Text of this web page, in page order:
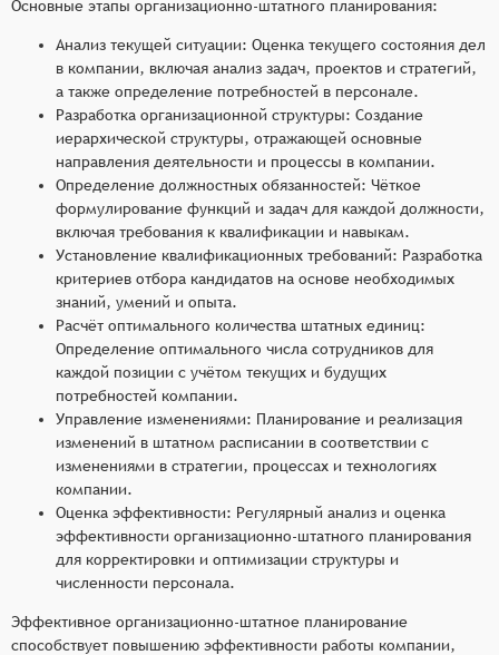
Основные этапы организационно-штатного планирования:
Анализ текущей ситуации: Оценка текущего состояния дел
в компании, включая анализ задач, проектов и стратегий,
а также определение потребностей в персонале.
Разработка организационной структуры: Создание
иерархической структуры, отражающей основные
направления деятельности и процессы в компании.
Определение должностных обязанностей: Чёткое
формулирование функций и задач для каждой должности,
включая требования к квалификации и навыкам.
Установление квалификационных требований: Разработка
критериев отбора кандидатов на основе необходимых
знаний, умений и опыта.
Расчёт оптимального количества штатных единиц:
Определение оптимального числа сотрудников для
каждой позиции с учётом текущих и будущих
потребностей компании.
Управление изменениями: Планирование и реализация
изменений в штатном расписании в соответствии с
изменениями в стратегии, процессах и технологиях
компании.
Оценка эффективности: Регулярный анализ и оценка
эффективности организационно-штатного планирования
для корректировки и оптимизации структуры и
численности персонала.
Эффективное организационно-штатное планирование
способствует повышению эффективности работы компании,